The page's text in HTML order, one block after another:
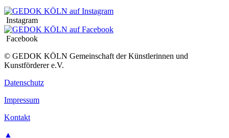
Instagram
Facebook
© GEDOK KÖLN Gemeinschaft der Künstlerinnen und
Kunstförderer e.V.
Datenschutz
Impressum
Kontakt
▲